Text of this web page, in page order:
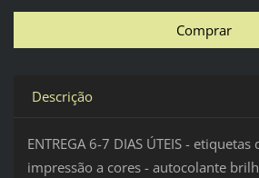
Descrição
ENTREGA 6-7 DIAS ÚTEIS -
impressão a cores - autocolante